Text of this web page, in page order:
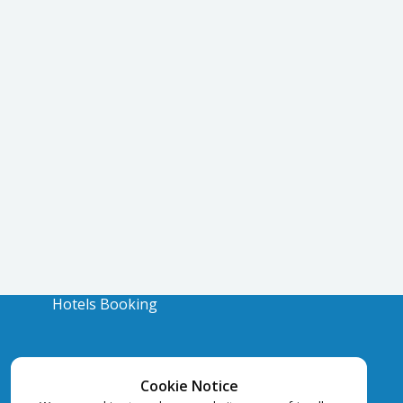
Cookie Notice
Hotels Booking